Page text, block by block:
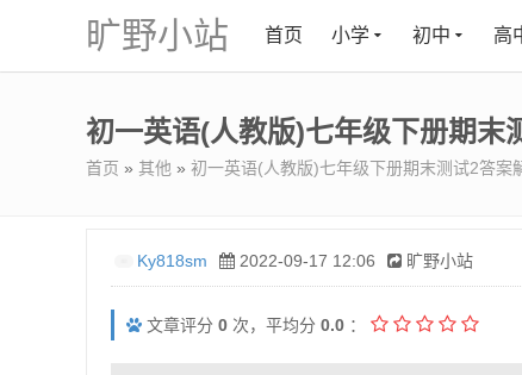
旷野小站 首页 小学 初中 高
初一英语(人教版)七年级下册期末
首页 » 其他 » 初一英语(人教版)七年级下册期末测试2答案
Ky818sm 2022-09-17 12:06 旷野小站
文章评分 0 次，平均分 0.0 ：